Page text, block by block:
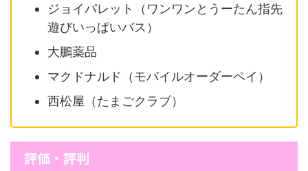
ジョイパレット（ワンワンとうーたん指先
遊びいっぱいバス）
大鵬薬品
マクドナルド（モバイルオーダーペイ）
西松屋（たまごクラブ）
評価・評判